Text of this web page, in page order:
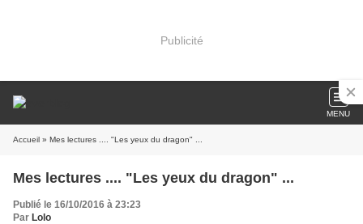
Publicité
MENU
Accueil » Mes lectures .... "Les yeux du dragon" ...
Mes lectures .... "Les yeux du dragon" ...
Publié le 16/10/2016 à 23:23
Par Lolo